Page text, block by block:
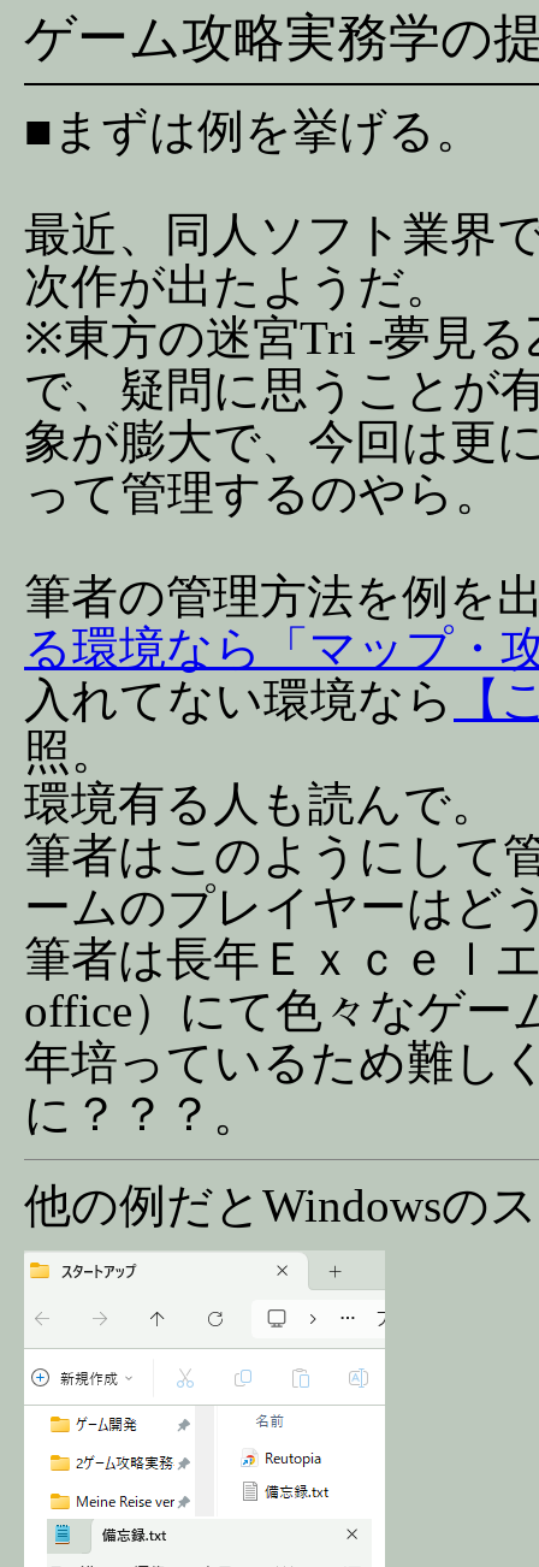
ゲーム攻略実務学の
■まずは例を挙げる。
最近、同人ソフト業界
次作が出たようだ。
※東方の迷宮Tri -夢見
で、疑問に思うこと
象が膨大で、今回は更
って管理するのやら。
筆者の管理方法を例を
る環境なら「マップ・
入れてない環境なら
【
照。
環境有る人も読んで。
筆者はこのようにして
ームのプレイヤーはど
筆者は長年Ｅｘｃｅｌ
office）にて色々なゲー
年培っているため難し
に？？？。
他の例だとWindowsの